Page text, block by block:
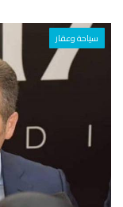
سياحة وعقار